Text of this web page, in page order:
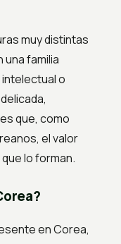
muy distintas
una familia
o
que, como
el valor
lo forman.
en Corea,